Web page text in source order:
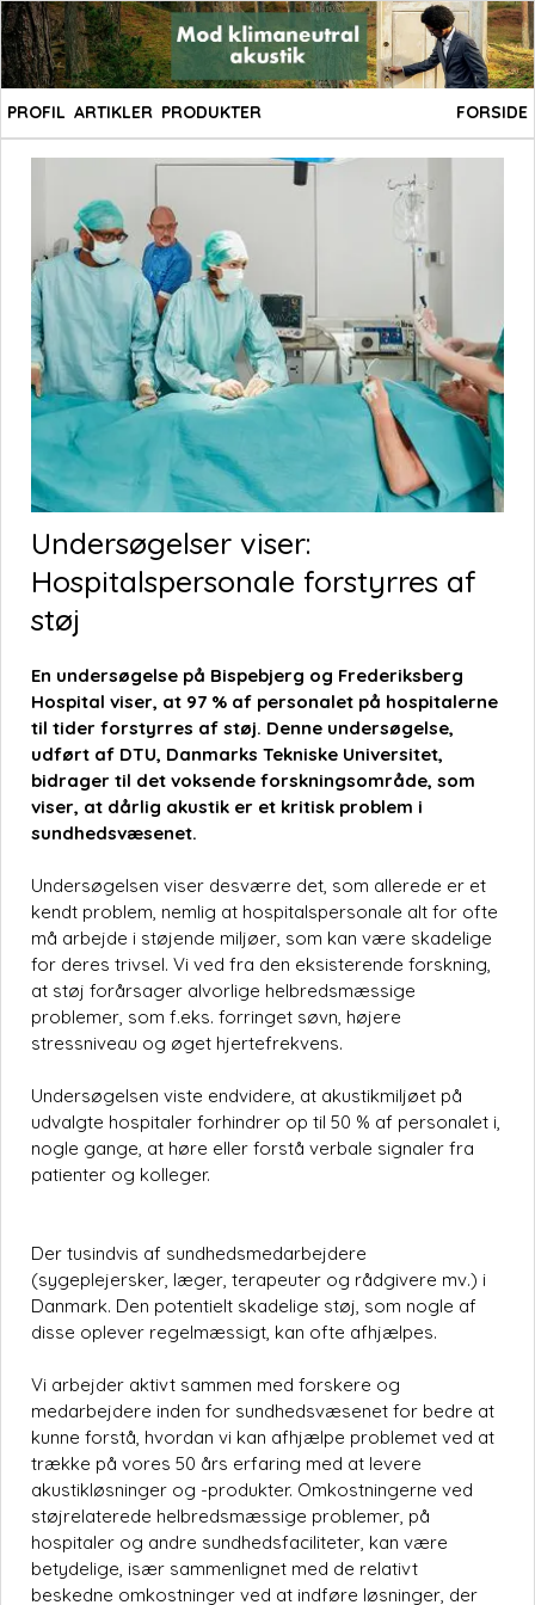
PROFIL ARTIKLER PRODUKTER FORSIDE
Undersøgelser viser:
Hospitalspersonale forstyrres af
støj
En undersøgelse på Bispebjerg og Frederiksberg
Hospital viser, at 97 % af personalet på hospitalerne
til tider forstyrres af støj. Denne undersøgelse,
udført af DTU, Danmarks Tekniske Universitet,
bidrager til det voksende forskningsområde, som
viser, at dårlig akustik er et kritisk problem i
sundhedsvæsenet.
Undersøgelsen viser desværre det, som allerede er et
kendt problem, nemlig at hospitalspersonale alt for ofte
må arbejde i støjende miljøer, som kan være skadelige
for deres trivsel. Vi ved fra den eksisterende forskning,
at støj forårsager alvorlige helbredsmæssige
problemer, som f.eks. forringet søvn, højere
stressniveau og øget hjertefrekvens.
Undersøgelsen viste endvidere, at akustikmiljøet på
udvalgte hospitaler forhindrer op til 50 % af personalet i,
nogle gange, at høre eller forstå verbale signaler fra
patienter og kolleger.
Der tusindvis af sundhedsmedarbejdere
(sygeplejersker, læger, terapeuter og rådgivere mv.) i
Danmark. Den potentielt skadelige støj, som nogle af
disse oplever regelmæssigt, kan ofte afhjælpes.
Vi arbejder aktivt sammen med forskere og
medarbejdere inden for sundhedsvæsenet for bedre at
kunne forstå, hvordan vi kan afhjælpe problemet ved at
trække på vores 50 års erfaring med at levere
akustikløsninger og -produkter. Omkostningerne ved
støjrelaterede helbredsmæssige problemer, på
hospitaler og andre sundhedsfaciliteter, kan være
betydelige, især sammenlignet med de relativt
beskedne omkostninger ved at indføre løsninger, der